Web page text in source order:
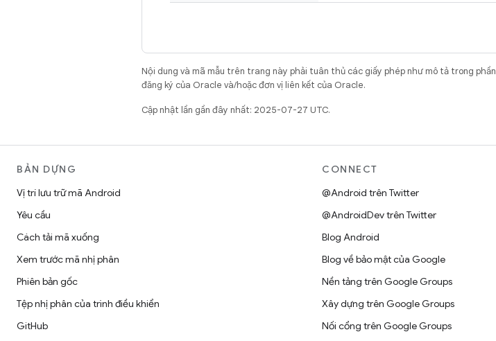
Nội dung và mã mẫu trên trang này phải tuân thủ các giấy phép như mô tả trong phần
đăng ký của Oracle và/hoặc đơn vị liên kết của Oracle.
Cập nhật lần gần đây nhất: 2025-07-27 UTC.
BẢN DỰNG
Vị trí lưu trữ mã Android
Yêu cầu
Cách tải mã xuống
Xem trước mã nhị phân
Phiên bản gốc
Tệp nhị phân của trình điều khiển
GitHub
CONNECT
@Android trên Twitter
@AndroidDev trên Twitter
Blog Android
Blog về bảo mật của Google
Nền tảng trên Google Groups
Xây dựng trên Google Groups
Nối cổng trên Google Groups